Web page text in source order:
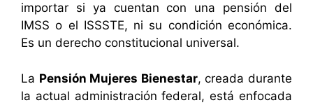
importar si ya cuentan con una pensión del
IMSS o el ISSSTE, ni su condición económica.
Es un derecho constitucional universal.
La Pensión Mujeres Bienestar, creada durante
la actual administración federal, está enfocada